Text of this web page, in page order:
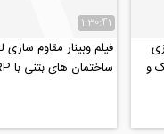
و
1:30:41
فیلم وبینار مقاوم سازی
ساختمان های بتنی با FRP